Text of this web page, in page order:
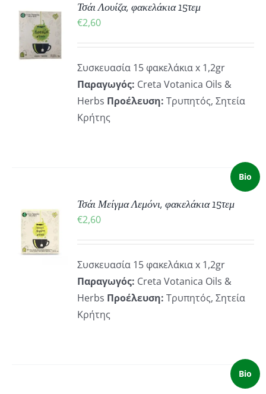
Τσάι Λουίζα, φακελάκια 15τεμ
€2,60
Συσκευασία 15 φακελάκια x 1,2gr
Παραγωγός: Creta Votanica Oils &
Herbs Προέλευση: Τρυπητός, Σητεία
Κρήτης
Bio
Τσάι Μείγμα Λεμόνι, φακελάκια 15τεμ
€2,60
Συσκευασία 15 φακελάκια x 1,2gr
Παραγωγός: Creta Votanica Oils &
Herbs Προέλευση: Τρυπητός, Σητεία
Κρήτης
Bio